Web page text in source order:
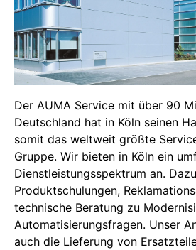
Der AUMA Service mit über 90
Deutschland hat in Köln seinen
somit das weltweit größte
Gruppe. Wir bieten in Köln ein
Dienstleistungsspektrum an.
Produktschulungen,
technische Beratung zu
Automatisierungsfragen. Unser
auch die Lieferung von